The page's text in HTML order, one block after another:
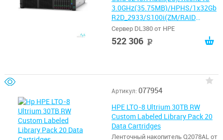
3.0GHz(35.75MB)/HPHS/1x32Gb
R2D_2933/S100i(ZM/RAID
0/1/10/5)/noHDD(8/24+6up)SFF
/noDVD/iLOstd/4HPFans/2x10Gb
FLR-
Сервер DL380 от HPE
522 306
Артикул: 077954
HPE LTO-8 Ultrium 30TB RW
Custom Labeled Library Pack 20
Data Cartridges
Ленточный накопитель Q2078AL от